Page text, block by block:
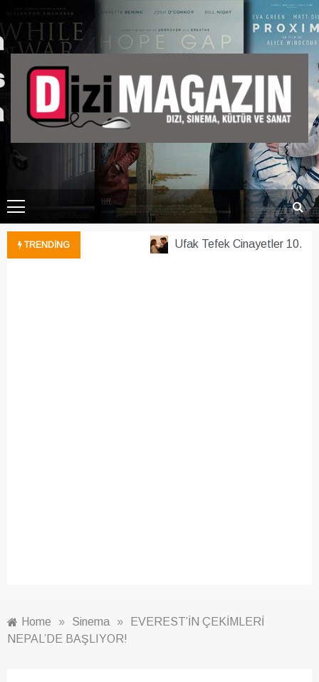
to
content
DiziMagazin.Net
Dizi, Sinema, Magazin, Kültür ve Sanat Hakkında Her Şey
TRENDING Ufak Tefek Cinayetler 10.
Home » Sinema »
EVEREST’İN ÇEKİMLERİ
NEPAL’DE BAŞLIYOR!